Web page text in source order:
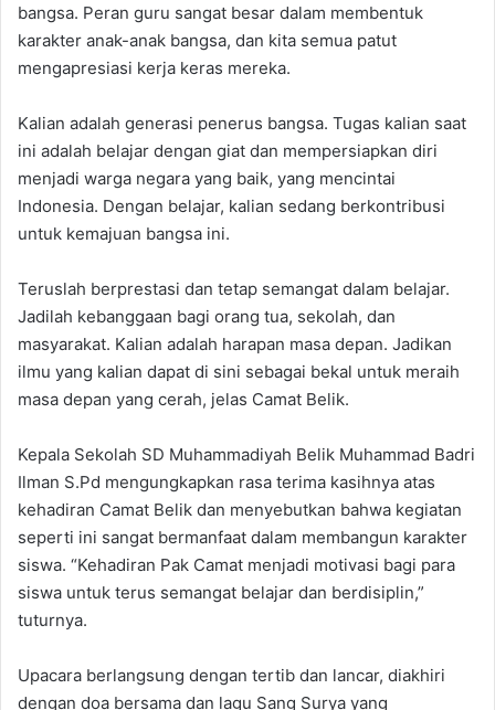
bangsa. Peran guru sangat besar dalam membentuk
karakter anak-anak bangsa, dan kita semua patut
mengapresiasi kerja keras mereka.
Kalian adalah generasi penerus bangsa. Tugas kalian saat
ini adalah belajar dengan giat dan mempersiapkan diri
menjadi warga negara yang baik, yang mencintai
Indonesia. Dengan belajar, kalian sedang berkontribusi
untuk kemajuan bangsa ini.
Teruslah berprestasi dan tetap semangat dalam belajar.
Jadilah kebanggaan bagi orang tua, sekolah, dan
masyarakat. Kalian adalah harapan masa depan. Jadikan
ilmu yang kalian dapat di sini sebagai bekal untuk meraih
masa depan yang cerah, jelas Camat Belik.
Kepala Sekolah SD Muhammadiyah Belik Muhammad Badri
Ilman S.Pd mengungkapkan rasa terima kasihnya atas
kehadiran Camat Belik dan menyebutkan bahwa kegiatan
seperti ini sangat bermanfaat dalam membangun karakter
siswa. “Kehadiran Pak Camat menjadi motivasi bagi para
siswa untuk terus semangat belajar dan berdisiplin,”
tuturnya.
Upacara berlangsung dengan tertib dan lancar, diakhiri
dengan doa bersama dan lagu Sang Surya yang